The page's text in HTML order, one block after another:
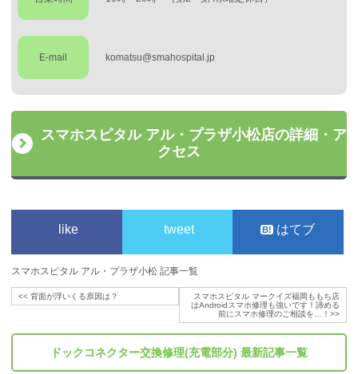
E-mail komatsu@smahospital.jp
スマホスピタル アル・プラザ小松店の詳細・ア
クセス
like tweet はてブ
スマホスピタル アル・プラザ小松 記事一覧
<<背面が浮いくる原因は？
スマホスピタル マークイズ福岡ももち店
はAndroidスマホ修理も強いです！諦める
前にスマホ修理のご相談を…！ >>
ドックコネクター交換修理(充電部分) 最新記事一覧